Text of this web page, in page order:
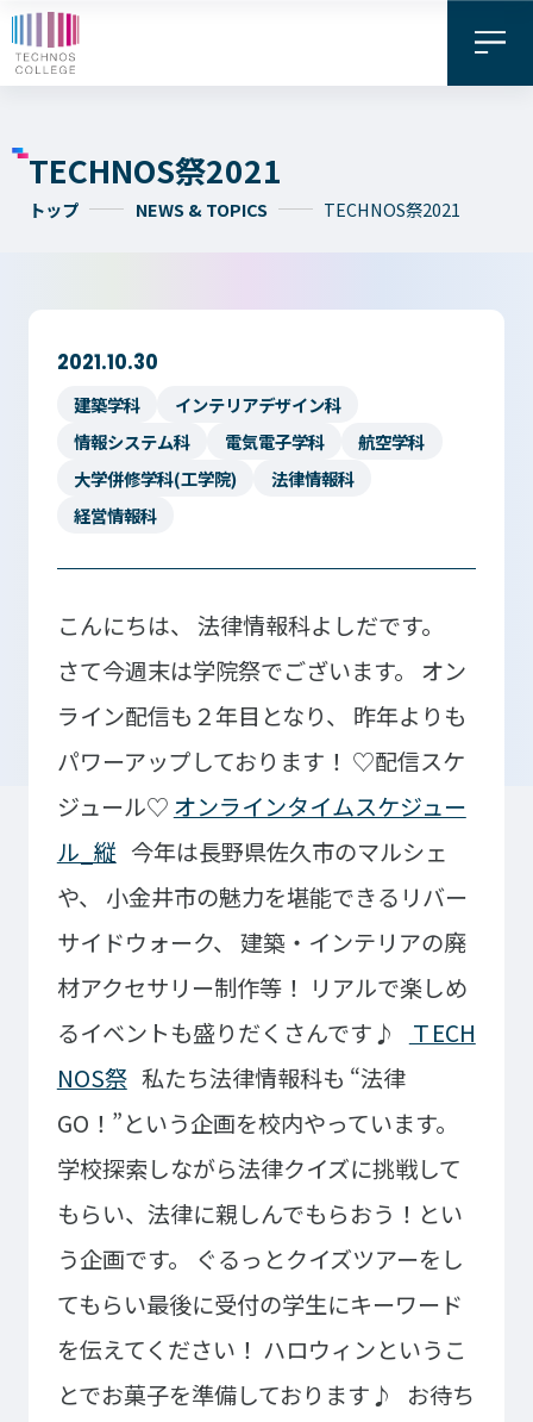
WEB出願 お問い合わせ
パンフレット
入学検討中の
皆さまへ
外国人留学生の
皆さまへ
保護者の 在学生の
卒業生の
皆さまへ
企業の
皆さまへ
地域の
皆さまへ
テクノスカレッジの学びの特長
卒後ビジョン
4つの学びのプラン
大学コース
TECHNOSゼミ
グローバルラーニング
ビジネスパーク
学院のご紹介
建学の精神・学院長挨拶
沿革（学院の歴史）
ジ
学科一覧
WEBエントリー・WEB出願 情報公開・シラバス
東京工学院専門学校
TECHNOS祭2021
トップ NEWS & TOPICS TECHNOS祭2021
2021.10.30
建築学科
インテリアデザイン科
情報システム科
電気電子学科
航空学科
大学併修学科(工学院)
法律情報科
経営情報科
こんにちは、 法律情報科よしだです。
さて今週末は学院祭でございます。
オン
ライン配信も２年目となり、
昨年よりも
パワーアップしております！ ♡配信スケ
ジュール♡ オンラインタイムスケジュー
ル_縦 今年は長野県佐久市のマルシェ
や、
小金井市の魅力を堪能できるリバー
サイドウォーク、 建築・インテリアの廃
材アクセサリー制作等！ リアルで楽しめ
るイベントも盛りだくさんです♪
ＴECH
NOS祭 私たち法律情報科も “法律
GO！”という企画を校内やっています。
学校探索しながら法律クイズに挑戦して
もらい、法律に親しんでもらおう！とい
う企画です。
ぐるっとクイズツアーをし
てもらい最後に受付の学生にキーワード
を伝えてください！ ハロウィンというこ
とでお菓子を準備しております♪
お待ち